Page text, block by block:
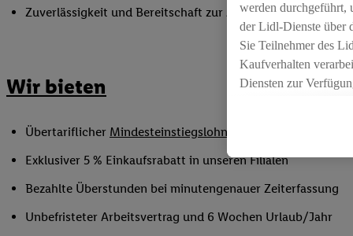
Zuverlässigkeit und Bereitschaft zur Arbeit in flexiblen
Wir bieten
Übertariflicher Mindesteinstiegslohn
Exklusiver 5 % Einkaufsrabatt in unseren Filialen
Bezahlte Überstunden bei minutengenauer Zeiterfassung
Unbefristeter Arbeitsvertrag und 6 Wochen Urlaub/Jahr
werden durchgeführt,
der Lidl-Dienste über
Sie Teilnehmer des
Kaufverhalten
Diensten zur
Die Erstellung
angereicherten
Ihr Kaufverhalten in
Speichern von und/
(sogenannten